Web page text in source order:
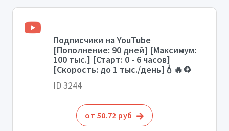
Подписчики на YouTube
[Пополнение: 90 дней] [Максимум:
100 тыс.] [Старт: 0 - 6 часов]
[Скорость: до 1 тыс./день]💧🔥♻️
ID 3244
от 50.72 руб